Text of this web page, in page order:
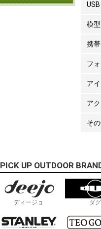
USB
模
携
フ
ア
ア
そ
PICK UP OUTDOOR
ディージョ ダグ